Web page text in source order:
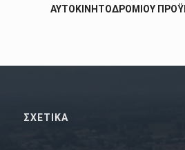
ΑΥΤΟΚΙΝΗΤΟΔΡΟΜΙΟΥ
ΣΧΕΤΙΚΑ